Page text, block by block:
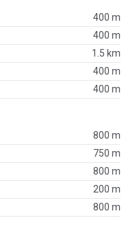
400 m
400 m
1.5 km
400 m
400 m
800 m
750 m
800 m
200 m
800 m